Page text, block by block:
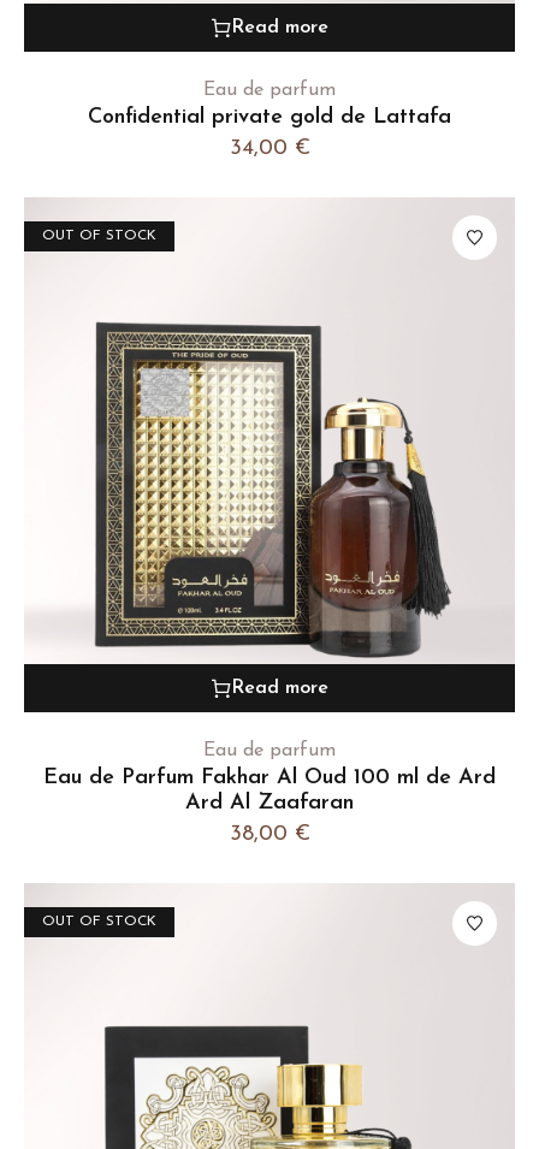
Read more
Eau de parfum
Confidential private gold de Lattafa
34,00 €
OUT OF STOCK
Read more
Eau de parfum
Eau de Parfum Fakhar Al Oud 100 ml de Ard
Ard Al Zaafaran
38,00 €
OUT OF STOCK